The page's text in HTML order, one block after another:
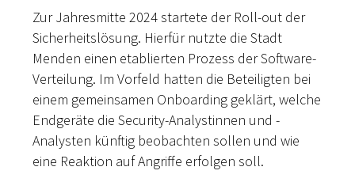
Zur Jahresmitte 2024 startete der Roll-out der
Sicherheitslösung. Hierfür nutzte die Stadt
Menden einen etablierten Prozess der Software-
Verteilung. Im Vorfeld hatten die Beteiligten bei
einem gemeinsamen Onboarding geklärt, welche
Endgeräte die Security-Analystinnen und -
Analysten künftig beobachten sollen und wie
eine Reaktion auf Angriffe erfolgen soll.